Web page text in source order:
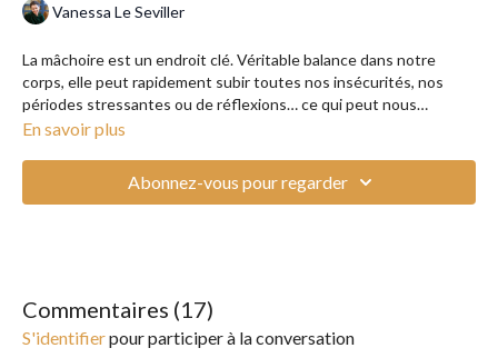
Vanessa Le Seviller
La mâchoire est un endroit clé. Véritable balance dans notre
corps, elle peut rapidement subir toutes nos insécurités, nos
périodes stressantes ou de réflexions… ce qui peut nous
ammener à vivre ces dérangeantes sensations que sont la
corps en intégralité. Grâce à Vanessa, réalisez un automassage
______________________
En savoir plus
Abonnez-vous pour regarder
Commentaires (17)
S'identifierpour participer à la conversation